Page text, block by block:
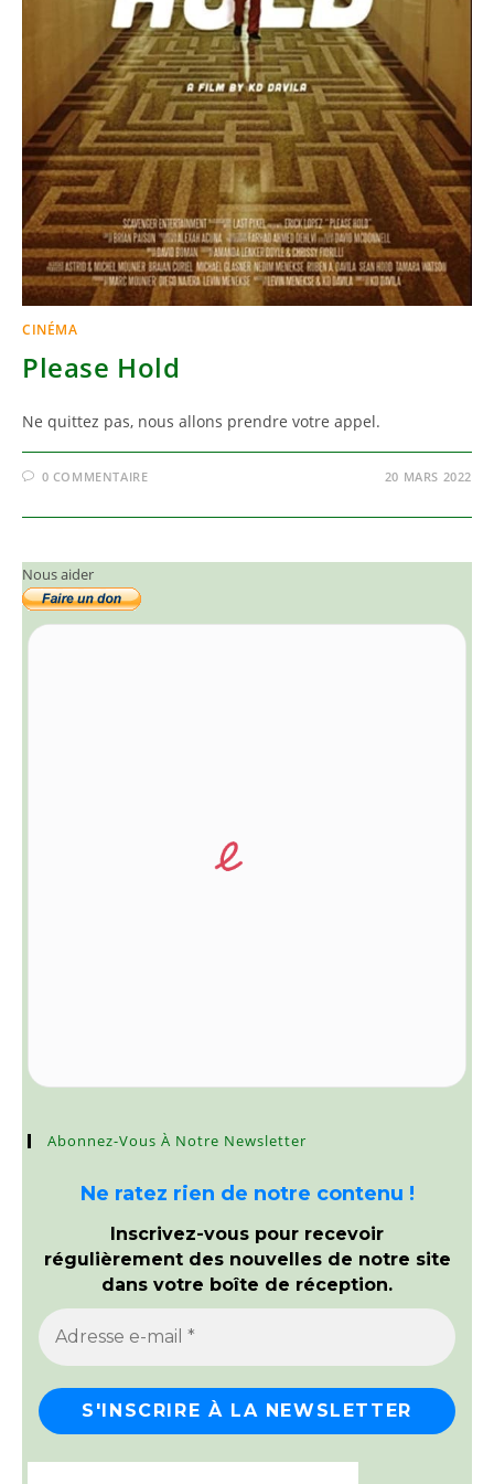
CINÉMA
Please Hold
Ne quittez pas, nous allons prendre votre appel.
0 COMMENTAIRE 20 MARS 2022
Nous aider
Abonnez-Vous À Notre Newsletter
Ne ratez rien de notre contenu !
Inscrivez-vous pour recevoir
régulièrement des nouvelles de notre site
dans votre boîte de réception.